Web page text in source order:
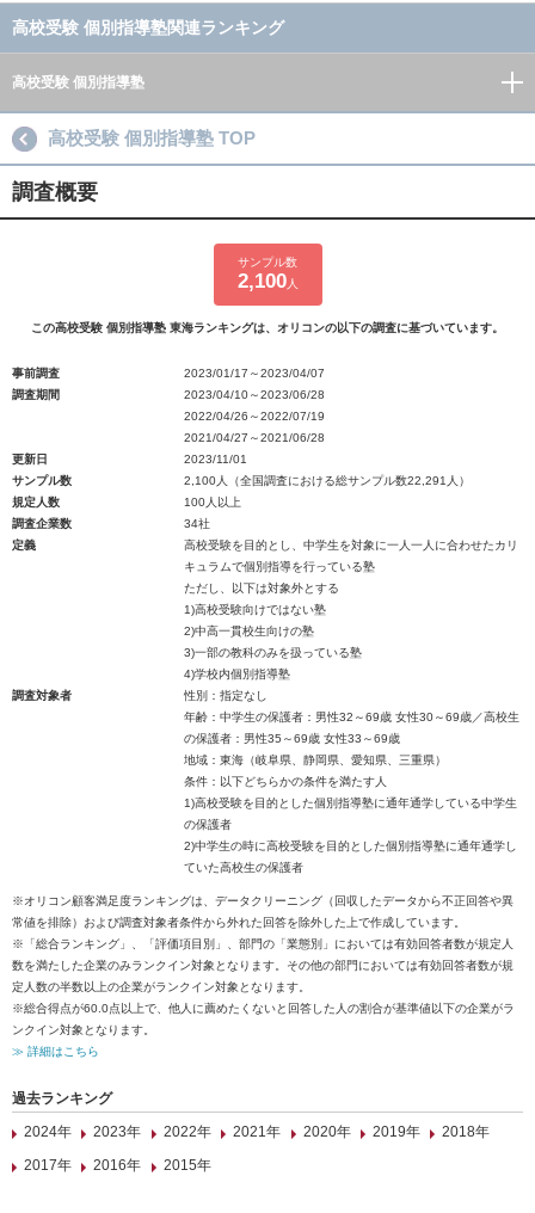
高校受験 個別指導塾関連ランキング
高校受験 個別指導塾
高校受験 個別指導塾 TOP
調査概要
サンプル数
2,100人
この高校受験 個別指導塾 東海ランキングは、オリコンの以下の調査に基づいています。
事前調査
2023/01/17～2023/04/07
調査期間
2023/04/10～2023/06/28
2022/04/26～2022/07/19
2021/04/27～2021/06/28
更新日
2023/11/01
サンプル数
2,100人（全国調査における総サンプル数22,291人）
規定人数
100人以上
調査企業数
34社
定義
高校受験を目的とし、中学生を対象に一人一人に合わせたカリ
キュラムで個別指導を行っている塾
ただし、以下は対象外とする
1)高校受験向けではない塾
2)中高一貫校生向けの塾
3)一部の教科のみを扱っている塾
4)学校内個別指導塾
調査対象者
性別：指定なし
年齢：中学生の保護者：男性32～69歳 女性30～69歳／高校生
の保護者：男性35～69歳 女性33～69歳
地域：東海（岐阜県、静岡県、愛知県、三重県）
条件：以下どちらかの条件を満たす人
1)高校受験を目的とした個別指導塾に通年通学している中学生
の保護者
2)中学生の時に高校受験を目的とした個別指導塾に通年通学し
ていた高校生の保護者
※オリコン顧客満足度ランキングは、データクリーニング（回収したデータから不正回答や異
常値を排除）および調査対象者条件から外れた回答を除外した上で作成しています。
※「総合ランキング」、「評価項目別」、部門の「業態別」においては有効回答者数が規定人
数を満たした企業のみランクイン対象となります。その他の部門においては有効回答者数が規
定人数の半数以上の企業がランクイン対象となります。
※総合得点が60.0点以上で、他人に薦めたくないと回答した人の割合が基準値以下の企業がラ
ンクイン対象となります。
≫ 詳細はこちら
過去ランキング
2024年
2023年 2022年 2021年 2020年 2019年
2018年
2017年
2016年 2015年